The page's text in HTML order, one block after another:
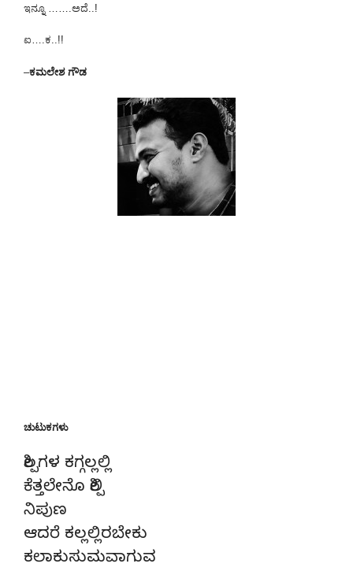
ಇನ್ನೂ …….ಅದೆ..!
ಐ….ಕ..!!
–ಕಮಲೇಶ ಗೌಡ
ಚುಟುಕಗಳು
ಶಿಲ್ಪಗಳ ಕಗ್ಗಲ್ಲಲ್ಲಿ
ಕೆತ್ತಲೇನೊ ಶಿಲ್ಪಿ
ನಿಪುಣ
ಆದರೆ ಕಲ್ಲಲ್ಲಿರಬೇಕು
ಕಲಾಕುಸುಮವಾಗುವ